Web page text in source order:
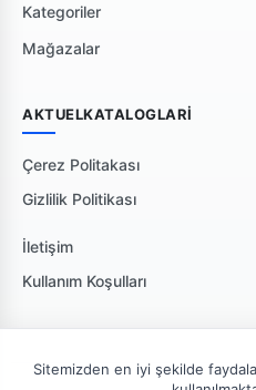
Kategoriler
Mağazalar
AKTUELKATALOGLARI
Çerez Politakası
Gizlilik Politikası
İletişim
Kullanım Koşulları
Sitemizden en iyi şekilde